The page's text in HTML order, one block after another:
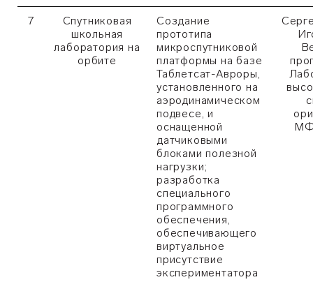
7
Спутниковая
школьная
лаборатория на
орбите
Создание
прототипа
микроспутниковой
платформы на базе
Таблетсат-Авроры,
установленного на
аэродинамическом
подвесе, и
оснащенной
датчиковыми
блоками полезной
нагрузки;
разработка
специального
программного
обеспечения,
обеспечивающего
виртуальное
присутствие
экспериментатора